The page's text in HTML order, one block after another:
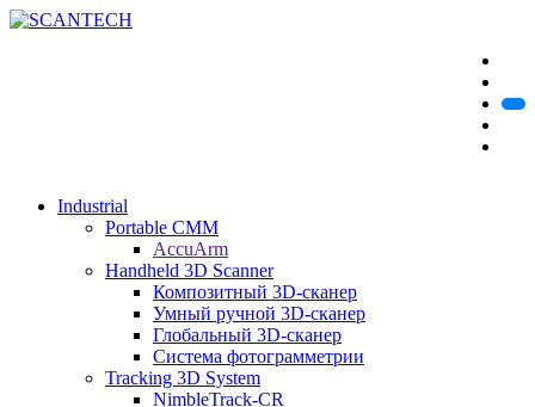
Industrial
Portable CMM
AccuArm
Handheld 3D Scanner
Композитный 3D-сканер
Умный ручной 3D-сканер
Глобальный 3D-сканер
Система фотограмметрии
Tracking 3D System
NimbleTrack-CR